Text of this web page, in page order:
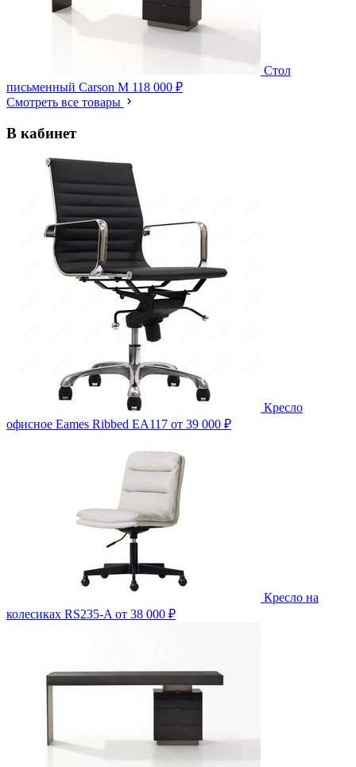
Стол
письменный Carson M 118 000 ₽
Смотреть все товары
В кабинет
Кресло
офисное Eames Ribbed EA117 от 39 000 ₽
Кресло на
колесиках RS235-A от 38 000 ₽